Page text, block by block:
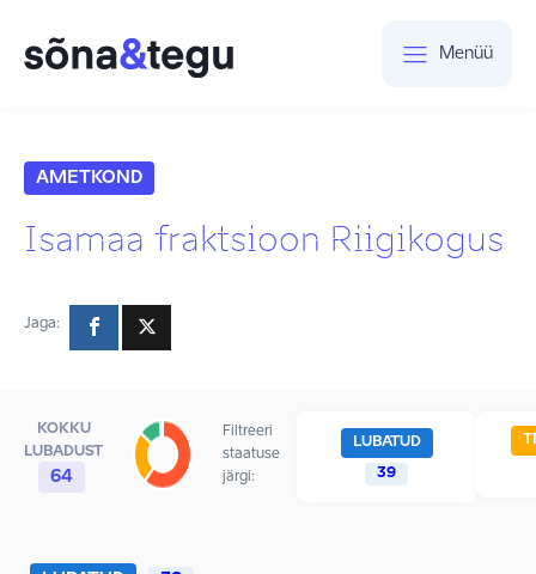
Menüü
AMETKOND
Isamaa fraktsioon Riigikogus
Jaga:
KOKKU
LUBADUST
64
Filtreeri
staatuse
järgi:
LUBATUD
39